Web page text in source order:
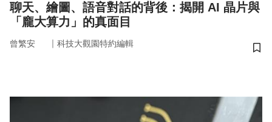
聊天、繪圖、語音對話的背後：揭開 AI 晶片與
「龐大算力」的真面目
曾繁安 ｜ 科技大觀園特約編輯
儲